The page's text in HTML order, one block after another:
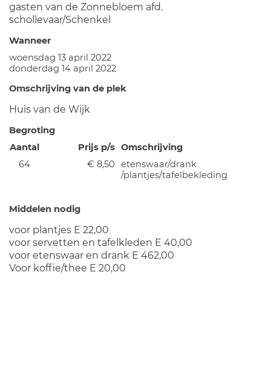
gasten van de Zonnebloem afd.
schollevaar/Schenkel
Wanneer
woensdag 13 april 2022
donderdag 14 april 2022
Omschrijving van de plek
Huis van de Wijk
Begroting
Aantal
Prijs p/s Omschrijving
64
€ 8,50
etenswaar/drank
/plantjes/tafelbekleding
Middelen nodig
voor plantjes E 22,00
voor servetten en tafelkleden E 40,00
voor etenswaar en drank E 462,00
Voor koffie/thee E 20,00